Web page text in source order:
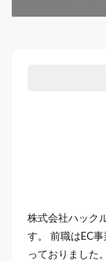
株式会社ハック
す。 前職はEC
っておりました